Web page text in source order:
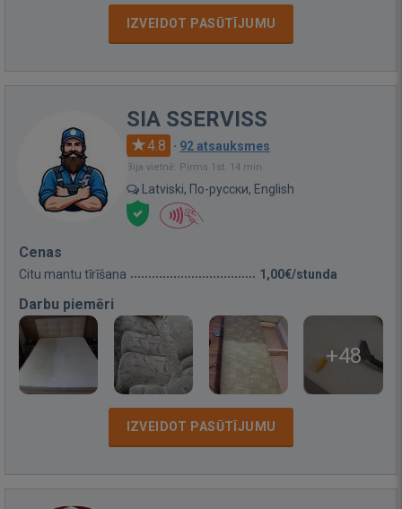
IZVEIDOT PASŪTĪJUMU
SIA SSERVISS
4.8 · 92 atsauksmes
Bija vietnē: Pirms 1st. 14 min.
Latviski, По-русски, English
Cenas
Citu mantu tīrīšana 1,00€/stunda
Darbu piemēri
+48
IZVEIDOT PASŪTĪJUMU